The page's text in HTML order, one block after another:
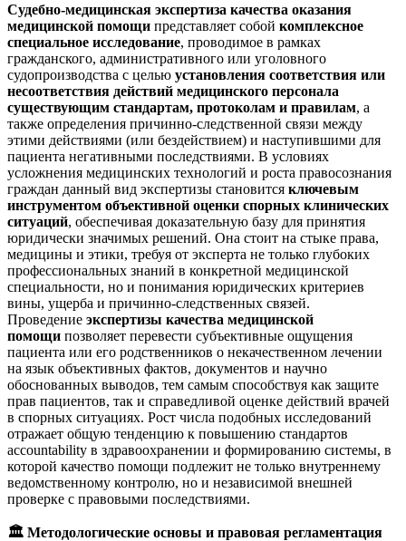
Судебно-медицинская экспертиза качества оказания
медицинской помощи представляет собой комплексное
специальное исследование, проводимое в рамках
гражданского, административного или уголовного
судопроизводства с целью установления соответствия или
несоответствия действий медицинского персонала
существующим стандартам, протоколам и правилам, а
также определения причинно-следственной связи между
этими действиями (или бездействием) и наступившими для
пациента негативными последствиями. В условиях
усложнения медицинских технологий и роста правосознания
граждан данный вид экспертизы становится ключевым
инструментом объективной оценки спорных клинических
ситуаций, обеспечивая доказательную базу для принятия
юридически значимых решений. Она стоит на стыке права,
медицины и этики, требуя от эксперта не только глубоких
профессиональных знаний в конкретной медицинской
специальности, но и понимания юридических критериев
вины, ущерба и причинно-следственных связей.
Проведение экспертизы качества медицинской
помощи позволяет перевести субъективные ощущения
пациента или его родственников о некачественном лечении
на язык объективных фактов, документов и научно
обоснованных выводов, тем самым способствуя как защите
прав пациентов, так и справедливой оценке действий врачей
в спорных ситуациях. Рост числа подобных исследований
отражает общую тенденцию к повышению стандартов
accountability в здравоохранении и формированию системы, в
которой качество помощи подлежит не только внутреннему
ведомственному контролю, но и независимой внешней
проверке с правовыми последствиями.
🏛 Методологические основы и правовая регламентация